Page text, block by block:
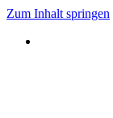
Zum Inhalt springen